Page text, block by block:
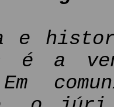
e
é a